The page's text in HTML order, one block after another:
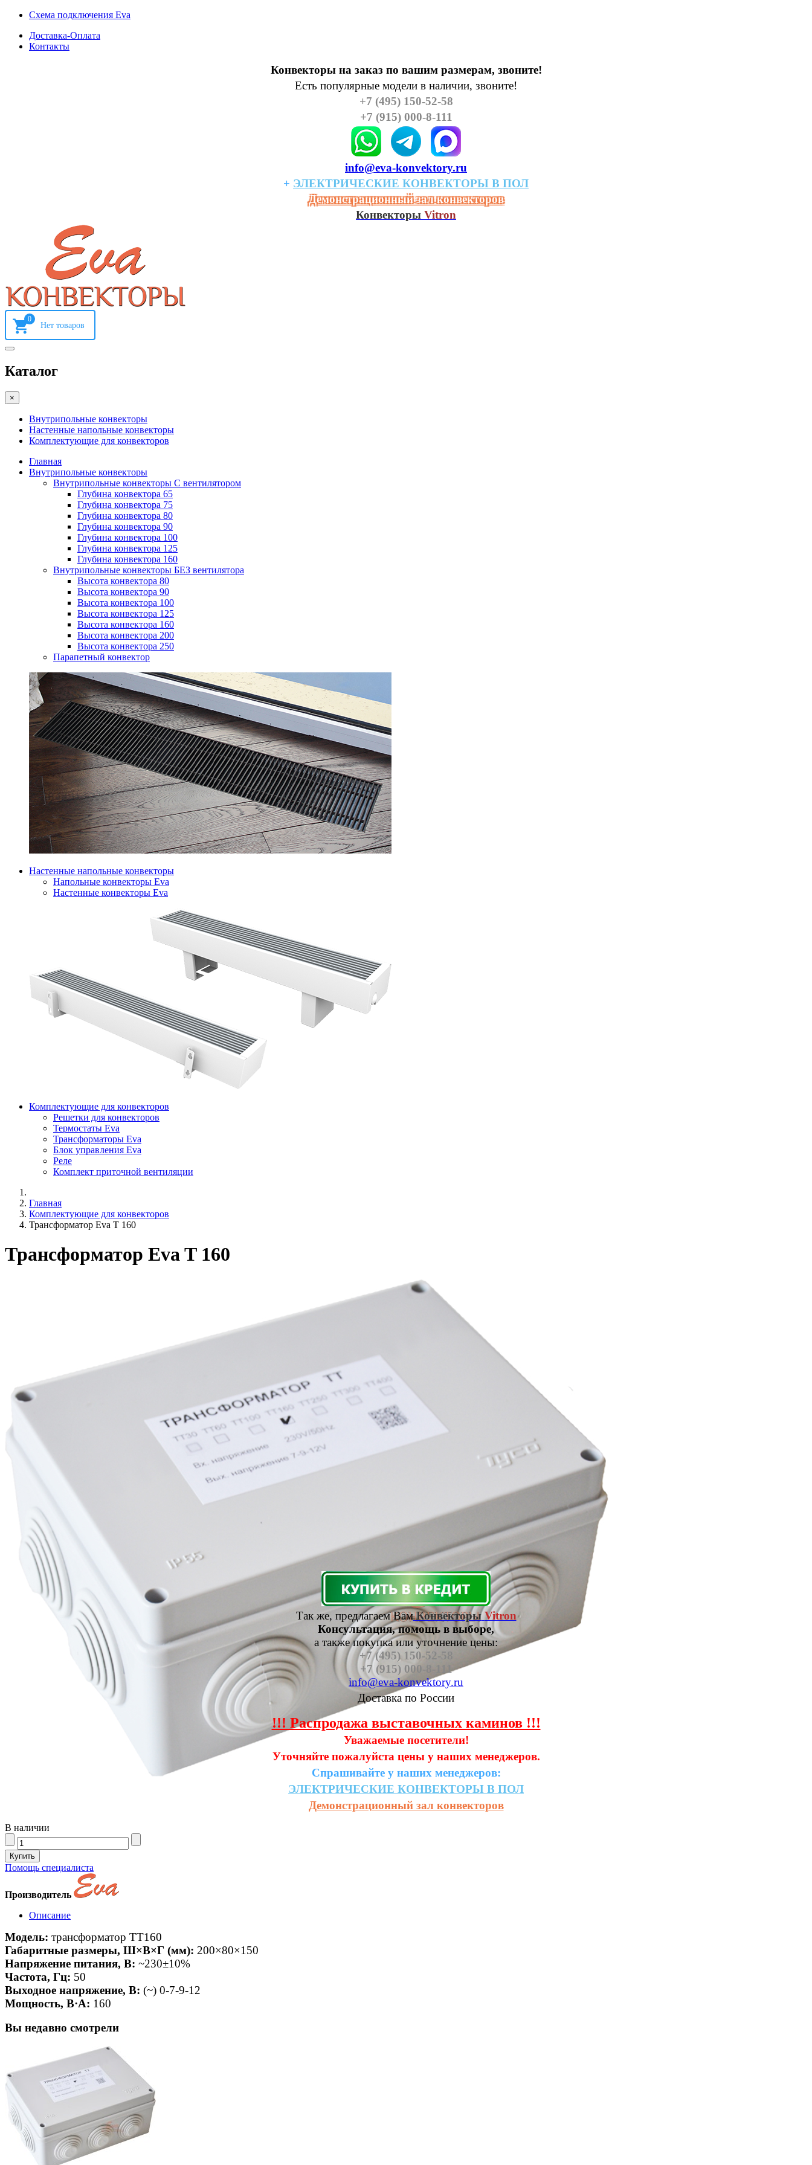
Схема подключения Eva
Доставка-Оплата
Контакты
Конвекторы на заказ по вашим размерам, звоните!
Есть популярные модели в наличии, звоните!
+7 (495) 150-52-58
+7 (915) 000-8-111
info@eva-konvektory.ru
+ ЭЛЕКТРИЧЕСКИЕ КОHВЕКТОРЫ В ПОЛ
Демонстрационный зал конвекторов
Конвекторы Vitron
0
Каталог
×
Внутрипольные конвекторы
Настенные напольные конвекторы
Комплектующие для конвекторов
Главная
Внутрипольные конвекторы
Внутрипольные конвекторы С вентилятором
Глубина конвектора 65
Глубина конвектора 75
Глубина конвектора 80
Глубина конвектора 90
Глубина конвектора 100
Глубина конвектора 125
Глубина конвектора 160
Внутрипольные конвекторы БЕЗ вентилятора
Высота конвектора 80
Высота конвектора 90
Высота конвектора 100
Высота конвектора 125
Высота конвектора 160
Высота конвектора 200
Высота конвектора 250
Парапетный конвектор
Настенные напольные конвекторы
Напольные конвекторы Eva
Настенные конвекторы Eva
Комплектующие для конвекторов
Решетки для конвекторов
Термостаты Eva
Трансформаторы Eva
Блок управления Eva
Реле
Комплект приточной вентиляции
Главная
Комплектующие для конвекторов
Трансформатор Eva T 160
Трансформатор Eva T 160
Так же, предлагаем ВамКонвекторы Vitron
Консультация, помощь в выборе,
а также покупка или уточнение цены:
+7 (495) 150-52-58
+7 (915) 000-8-111
info@eva-konvektory.ru
Доставка по России
!!! Распродажа выставочных каминов !!!
Уважаемые посетители!
Уточняйте пожалуйста цены у наших менеджеров.
Спрашивайте у наших менеджеров:
ЭЛЕКТРИЧЕСКИЕ КОНВЕКТОРЫ В ПОЛ
Демонстрационный зал конвекторов
В наличии
Помощь специалиста
Производитель
Описание
Модель: трансформатор TT160
Габаритные размеры, Ш×B×Г (мм): 200×80×150
Напряжение питания, В: ~230±10%
Частота, Гц: 50
Выходное напряжение, В: (~) 0-7-9-12
Мощность, В·А: 160
Вы недавно смотрели